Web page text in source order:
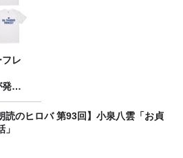
レ
売
読のヒロバ 第93回】小泉八雲「お貞
」